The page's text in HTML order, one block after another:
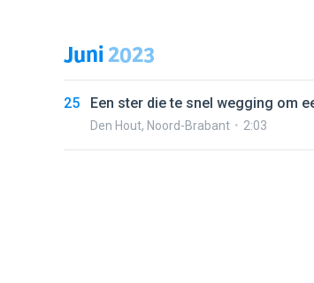
Juni2023
25 Een ster die te snel wegging om
Den Hout, Noord-Brabant 2:03